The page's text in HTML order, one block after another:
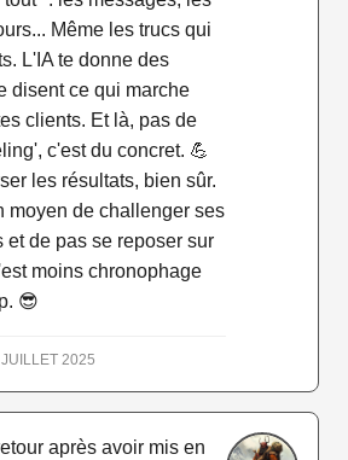
Même les trucs qui
L'IA te donne des
disent ce qui marche
clients. Et là, pas de
c'est du concret. 💪
les résultats, bien sûr.
moyen de challenger ses
et de pas se reposer sur
moins chronophage
😎
2025
après avoir mis en